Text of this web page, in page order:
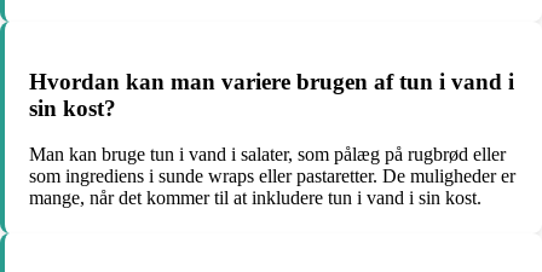
Hvordan kan man variere brugen af tun i vand i
sin kost?
Man kan bruge tun i vand i salater, som pålæg på rugbrød eller
som ingrediens i sunde wraps eller pastaretter. De muligheder er
mange, når det kommer til at inkludere tun i vand i sin kost.